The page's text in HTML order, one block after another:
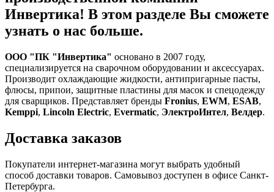
Инвертика! В этом разделе Вы сможете
узнать о нас больше.
ООО "ПК "Инвертика" основано в 2007 году,
специализируется на сварочном оборудовании и аксессуарах.
Производит охлаждающие жидкости, антипригарные пасты,
флюсы, припои, защитные пластины для масок и спецодежду
для сварщиков. Представляет бренды Fronius, EWM, ESAB,
Kemppi, Lincoln Electric, Evermatic, ЭлектроИнтел, Велдер.
Доставка заказов
Покупатели интернет-магазина могут выбрать удобный
способ доставки товаров. Самовывоз доступен в офисе Санкт-
Петербурга.